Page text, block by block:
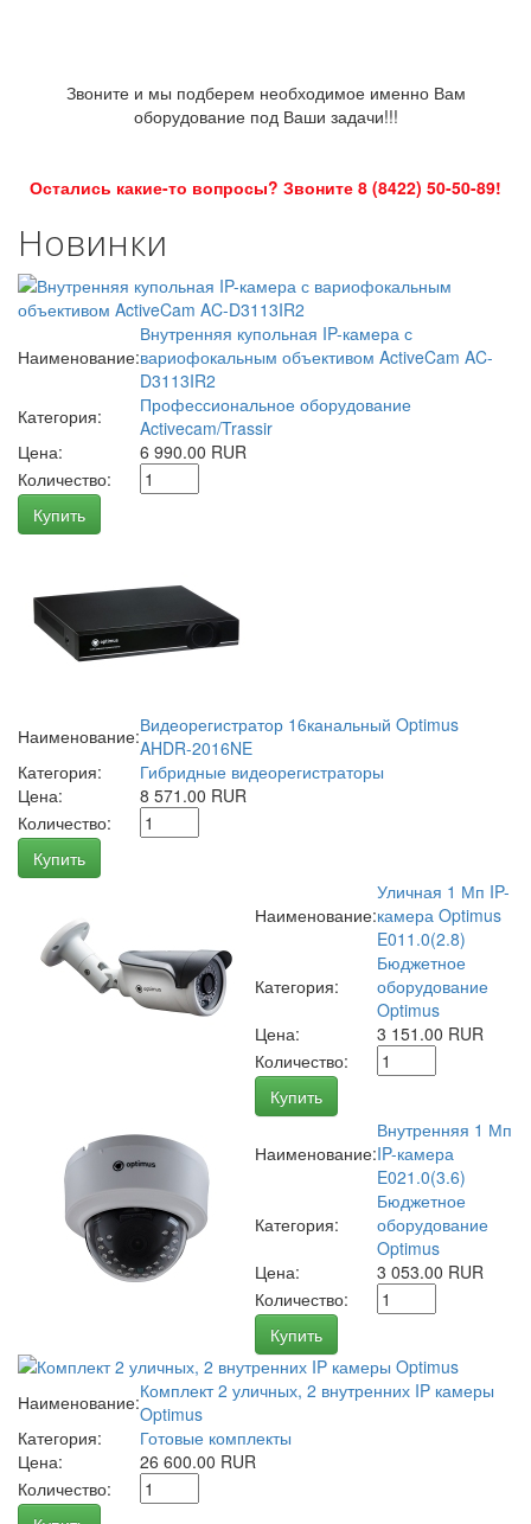
Звоните и мы подберем необходимое именно Вам
оборудование под Ваши задачи!!!
Остались какие-то вопросы? Звоните 8 (8422) 50-50-89!
Новинки
Наименование:
Внутренняя купольная IP-камера с
вариофокальным объективом ActiveCam AC-
D3113IR2
Категория:
Профессиональное оборудование
Activecam/Trassir
Цена:
6 990.00 RUR
Количество:
Купить
Наименование:Видеорегистратор 16канальный Optimus
AHDR-2016NE
Категория:
Гибридные видеорегистраторы
Цена:
8 571.00 RUR
Количество:
Купить
Наименование:
Уличная 1 Мп IP-
камера Optimus
E011.0(2.8)
Категория:
Бюджетное
оборудование
Optimus
Цена:
3 151.00 RUR
Количество:
Купить
Наименование:
Внутренняя 1 Мп
IP-камера
E021.0(3.6)
Категория:
Бюджетное
оборудование
Optimus
Цена:
3 053.00 RUR
Количество:
Купить
Наименование:Комплект 2 уличных, 2 внутренних IP камеры
Optimus
Категория:
Готовые комплекты
Цена:
26 600.00 RUR
Количество: